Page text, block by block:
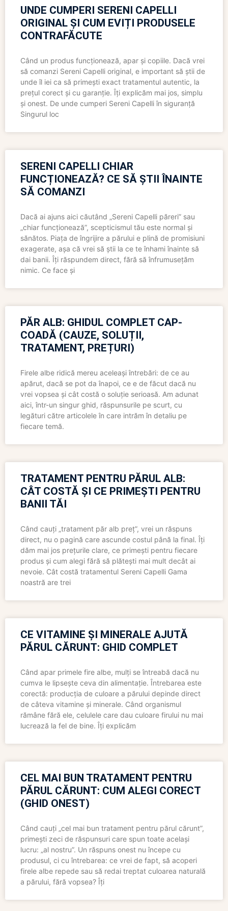
UNDE CUMPERI SERENI CAPELLI
ORIGINAL ȘI CUM EVIȚI PRODUSELE
CONTRAFĂCUTE
Când un produs funcționează, apar și copiile. Dacă vrei
să comanzi Sereni Capelli original, e important să știi de
unde îl iei ca să primești exact tratamentul autentic, la
prețul corect și cu garanție. Îți explicăm mai jos, simplu
și onest. De unde cumperi Sereni Capelli în siguranță
Singurul loc
SERENI CAPELLI CHIAR
FUNCȚIONEAZĂ? CE SĂ ȘTII ÎNAINTE
SĂ COMANZI
Dacă ai ajuns aici căutând „Sereni Capelli păreri” sau
„chiar funcționează”, scepticismul tău este normal și
sănătos. Piața de îngrijire a părului e plină de promisiuni
exagerate, așa că vrei să știi la ce te înhami înainte să
dai banii. Îți răspundem direct, fără să înfrumusețăm
nimic. Ce face și
PĂR ALB: GHIDUL COMPLET CAP-
COADĂ (CAUZE, SOLUȚII,
TRATAMENT, PREȚURI)
Firele albe ridică mereu aceleași întrebări: de ce au
apărut, dacă se pot da înapoi, ce e de făcut dacă nu
vrei vopsea și cât costă o soluție serioasă. Am adunat
aici, într-un singur ghid, răspunsurile pe scurt, cu
legături către articolele în care intrăm în detaliu pe
fiecare temă.
TRATAMENT PENTRU PĂRUL ALB:
CÂT COSTĂ ȘI CE PRIMEȘTI PENTRU
BANII TĂI
Când cauți „tratament păr alb preț”, vrei un răspuns
direct, nu o pagină care ascunde costul până la final. Îți
dăm mai jos prețurile clare, ce primești pentru fiecare
produs și cum alegi fără să plătești mai mult decât ai
nevoie. Cât costă tratamentul Sereni Capelli Gama
noastră are trei
CE VITAMINE ȘI MINERALE AJUTĂ
PĂRUL CĂRUNT: GHID COMPLET
Când apar primele fire albe, mulți se întreabă dacă nu
cumva le lipsește ceva din alimentație. Întrebarea este
corectă: producția de culoare a părului depinde direct
de câteva vitamine și minerale. Când organismul
rămâne fără ele, celulele care dau culoare firului nu mai
lucrează la fel de bine. Îți explicăm
CEL MAI BUN TRATAMENT PENTRU
PĂRUL CĂRUNT: CUM ALEGI CORECT
(GHID ONEST)
Când cauți „cel mai bun tratament pentru părul cărunt”,
primești zeci de răspunsuri care spun toate același
lucru: „al nostru”. Un răspuns onest nu începe cu
produsul, ci cu întrebarea: ce vrei de fapt, să acoperi
firele albe repede sau să redai treptat culoarea naturală
a părului, fără vopsea? Îți